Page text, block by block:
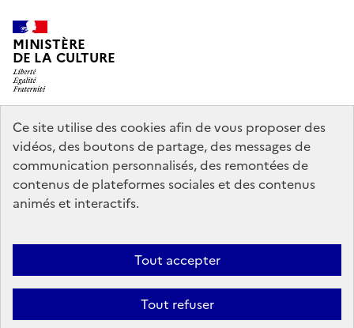
Ce site utilise des cookies afin de vous proposer des
vidéos, des boutons de partage, des messages de
communication personnalisés, des remontées de
contenus de plateformes sociales et des contenus
animés et interactifs.
Tout accepter
Tout refuser
MINISTÈRE
DE LA CULTURE
legifrance.gouv.fr
info.gouv.fr
service-public.gouv.fr
data.gouv.fr
Accessibilité : partiellement conforme
Politique générale de
Mentions légales
témoins de connexion (cookies)
Crédits